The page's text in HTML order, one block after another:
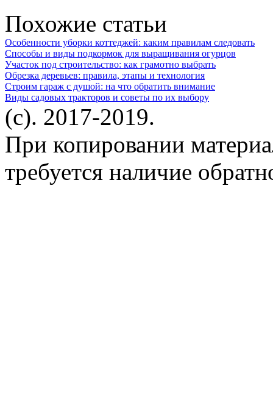
Похожие статьи
Особенности уборки коттеджей: каким правилам следовать
Способы и виды подкормок для выращивания огурцов
Участок под строительство: как грамотно выбрать
Обрезка деревьев: правила, этапы и технология
Строим гараж с душой: на что обратить внимание
Виды садовых тракторов и советы по их выбору
(c). 2017-2019.
При копировании
требуется наличие